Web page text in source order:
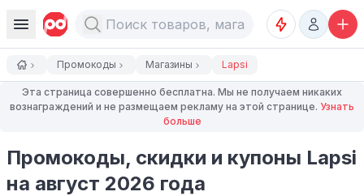
Промокоды Магазины Lapsi
Эта страница совершенно бесплатна. Мы не получаем никаких
вознаграждений и не размещаем рекламу на этой странице. Узнать
больше
Промокоды, скидки и купоны Lapsi
на август 2026 года